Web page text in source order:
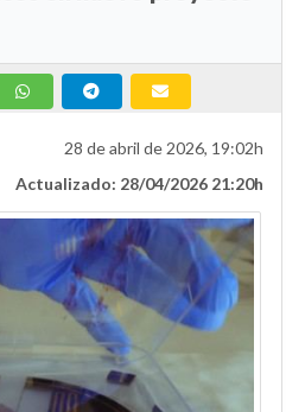
28 de abril de 2026, 19:02h
Actualizado: 28/04/2026 21:20h